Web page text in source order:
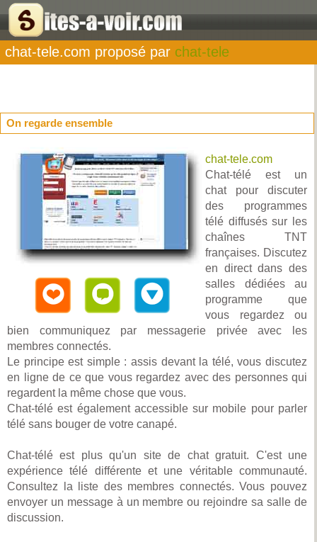
chat-tele.com proposé par chat-tele
On regarde ensemble
chat-tele.com
Chat-télé est un
chat pour discuter
des programmes
télé diffusés sur les
chaînes TNT
françaises. Discutez
en direct dans des
salles dédiées au
programme que
vous regardez ou
bien communiquez par messagerie privée avec les
membres connectés.
Le principe est simple : assis devant la télé, vous discutez
en ligne de ce que vous regardez avec des personnes qui
regardent la même chose que vous.
Chat-télé est également accessible sur mobile pour parler
télé sans bouger de votre canapé.
Chat-télé est plus qu'un site de chat gratuit. C'est une
expérience télé différente et une véritable communauté.
Consultez la liste des membres connectés. Vous pouvez
envoyer un message à un membre ou rejoindre sa salle de
discussion.